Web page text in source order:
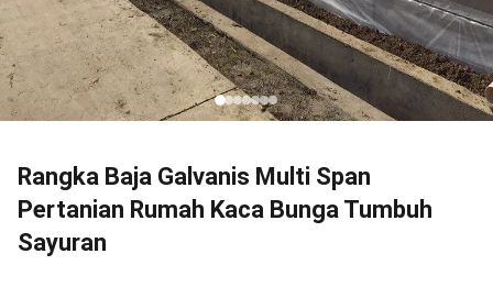
Rangka Baja Galvanis Multi Span
Pertanian Rumah Kaca Bunga Tumbuh
Sayuran